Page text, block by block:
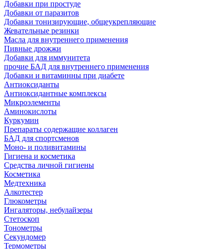
Добавки при простуде
Добавки от паразитов
Добавки тонизирующие, общеукрепляющие
Жевательные резинки
Масла для внутреннего применения
Пивные дрожжи
Добавки для иммунитета
прочие БАД для внутреннего применения
Добавки и витаминны при диабете
Антиоксиданты
Антиоксидантные комплексы
Микроэлементы
Аминокислоты
Куркумин
Препараты содержащие коллаген
БАД для спортсменов
Моно- и поливитамины
Гигиена и косметика
Средства личной гигиены
Косметика
Медтехника
Алкотестер
Глюкометры
Ингаляторы, небулайзеры
Стетоскоп
Тонометры
Секундомер
Термометры